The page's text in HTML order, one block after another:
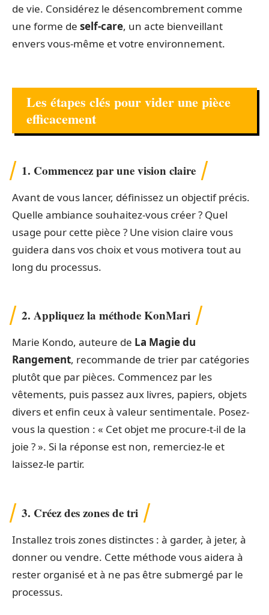
de vie. Considérez le désencombrement comme
une forme de self-care, un acte bienveillant
envers vous-même et votre environnement.
Les étapes clés pour vider une pièce
efficacement
1. Commencez par une vision claire
Avant de vous lancer, définissez un objectif précis.
Quelle ambiance souhaitez-vous créer ? Quel
usage pour cette pièce ? Une vision claire vous
guidera dans vos choix et vous motivera tout au
long du processus.
2. Appliquez la méthode KonMari
Marie Kondo, auteure de La Magie du
Rangement, recommande de trier par catégories
plutôt que par pièces. Commencez par les
vêtements, puis passez aux livres, papiers, objets
divers et enfin ceux à valeur sentimentale. Posez-
vous la question : « Cet objet me procure-t-il de la
joie ? ». Si la réponse est non, remerciez-le et
laissez-le partir.
3. Créez des zones de tri
Installez trois zones distinctes : à garder, à jeter, à
donner ou vendre. Cette méthode vous aidera à
rester organisé et à ne pas être submergé par le
processus.